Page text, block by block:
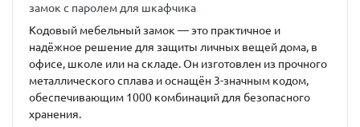
замок с паролем для шкафчика
Кодовый мебельный замок — это практичное и
надёжное решение для защиты личных вещей дома, в
офисе, школе или на складе. Он изготовлен из прочного
металлического сплава и оснащён 3-значным кодом,
обеспечивающим 1000 комбинаций для безопасного
хранения.